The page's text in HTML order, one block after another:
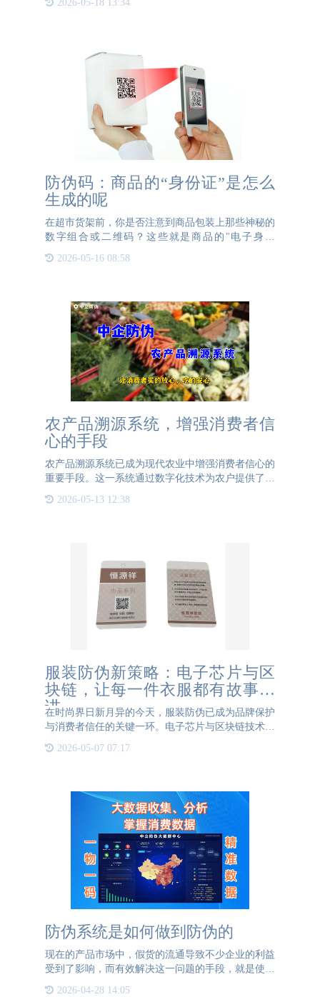
命周期的真伪验证与溯源管理。其核心价值在于：防
2026-05-18 13:34
防伪码：商品的“身份证”是怎么
生成的呢
在超市货架前，你是否注意到商品包装上那些神秘的
数字组合或二维码？这些就是商品的"电子身份
别真伪。那么，这些防伪码到底是怎么生成的呢？
2026-05-16 08:58
农产品溯源系统，增强消费者信
心的手段
农产品溯源系统已成为现代农业中增强消费者信心的
重要手段。这一系统通过数字化技术为农户提供了一
个全面的平台，用于展现农产品从源头到市场的全链
条信息。它允许农户上传农产品的生长环境、收获过
2026-05-13 12:38
服装防伪新策略：电子芯片与区
块链，让每一件衣服都有故事可
讲
在时尚界日新月异的今天，服装防伪已成为品牌保护
与消费者信任的关键一环。电子芯片与区块链技术的
有了独特的故事可讲。 电子芯片，特别是RFID技
2026-05-07 07:17
防伪系统是如何做到防伪的
现在的产品市场中，假货的流通导致不少企业的利益
受到了影响，而有效解决这一问题的手段，就是使用
一些数字化、智能化、科学化的一些现代技术。防伪
2026-04-28 14:05